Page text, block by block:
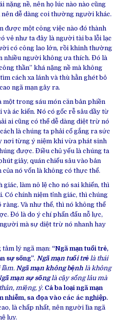
nặng nề, nên họ lúc nào nào cũng
dễ dàng coi thường người khác.
được một công việc nào đó thành
vẻ như ta đây là người tài ba lỗi lạc
có công lao lớn, rồi khinh thường
nhiều người không ưa thích. Đó là
thần” khá nặng nề mà không
cách xa lánh và thù hằn ghét bỏ
ngã mạn gây ra.
một trong sáu món căn bản phiền
và ác kiến. Nó có gốc rễ sâu dầy từ
ai cũng có thể dễ dàng diệt trừ nó
là chúng ta phải cố gắng ra sức
nơi từng ý niệm khi vừa phát sinh
được. Điều chủ yếu là chúng ta
giây, quán chiếu sâu vào bản
nó vốn là không có thực thể.
giác, làm nô lệ cho nó sai khiến, thì
Có chính niệm tỉnh giác, thì chúng
Và như thế, thì nó không thể
Đó là do ý chí phấn đấu nỗ lực,
mà sự diệt trừ nó nhanh hay
lý ngã mạn: “Ngã mạn tuổi trẻ,
sự sống”. Ngã mạn tuổi trẻ là thái
lầm. Ngã mạn không bệnh là không
mạn sự sốnglà cậy sống lâu mà
miệng, ý. Cả ba loại ngã mạn
nhiễm, sa đọa vào các ác nghiệp.
là chấp nhất, nên người lìa ngã
lụy.